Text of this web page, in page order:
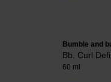
Bumble and
Bb. Curl
60 ml